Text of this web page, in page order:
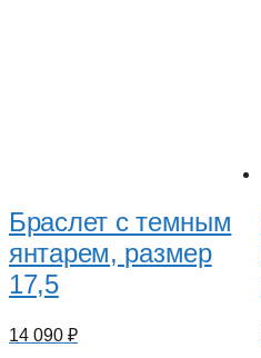
Браслет с темным
янтарем, размер
17,5
14 090 ₽